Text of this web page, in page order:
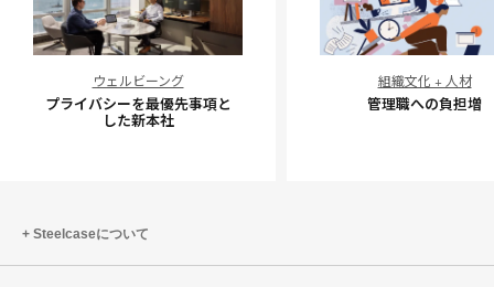
ラ
イ
を
ウェルビーング
プライバシーを最優先事項と
した新本社
理
組織文化 + 人材
管理職への負担増
Steelcaseについて